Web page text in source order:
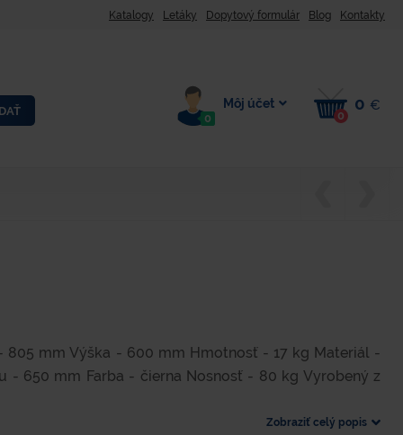
Katalogy Letáky Dopytový formulár Blog Kontakty
0
Môj účet
0
0 €
805 mm Výška - 600 mm Hmotnosť - 17 kg Materiál -
- 650 mm Farba - čierna Nosnosť - 80 kg Vyrobený z
Zobraziť celý popis